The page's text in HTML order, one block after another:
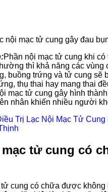
nội mạc tử cung gây đau
Phần nội mạc tử cung khi
thì khả năng các vùng
buồng trứng và tử cung sẽ
thụ thai hay mang thai
mạc tử cung gây hình
nhân khiến nhiều người
Trị Lạc Nội Mạc Tử Cung
tử cung có
tử cung có chữa được không